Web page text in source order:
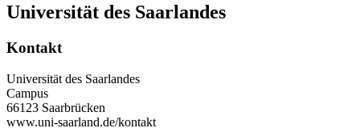
Universität des Saarlandes
Kontakt
Universität des Saarlandes
Campus
66123 Saarbrücken
www.uni-saarland.de/kontakt